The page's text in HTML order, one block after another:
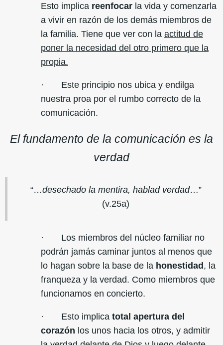
Esto implica reenfocar la vida y comenzarla
a vivir en razón de los demás miembros de
la familia. Tiene que ver con la actitud de
poner la necesidad del otro primero que la
propia.
· Este principio nos ubica y endilga
nuestra proa por el rumbo correcto de la
comunicación.
El fundamento de la comunicación es la
verdad
“…desechado la mentira, hablad verdad…”
(v.25a)
· Los miembros del núcleo familiar no
podrán jamás caminar juntos al menos que
lo hagan sobre la base de la honestidad , la
franqueza y la verdad. Como miembros que
funcionamos en concierto.
· Esto implica total apertura del
corazón los unos hacia los otros, y admitir